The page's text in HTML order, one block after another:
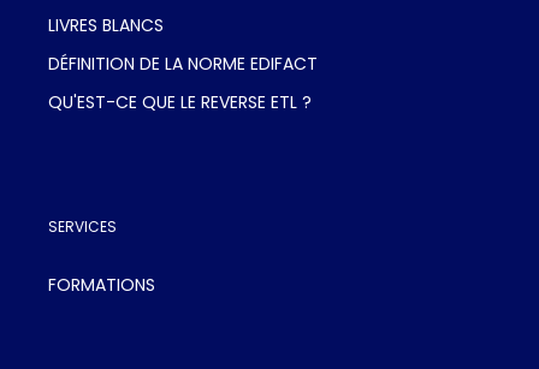
LIVRES BLANCS
DÉFINITION DE LA NORME EDIFACT
QU'EST-CE QUE LE REVERSE ETL ?
SERVICES
FORMATIONS